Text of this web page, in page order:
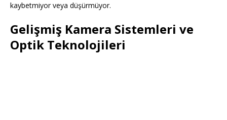
kaybetmiyor veya düşürmüyor.
Gelişmiş Kamera Sistemleri ve
Optik Teknolojileri